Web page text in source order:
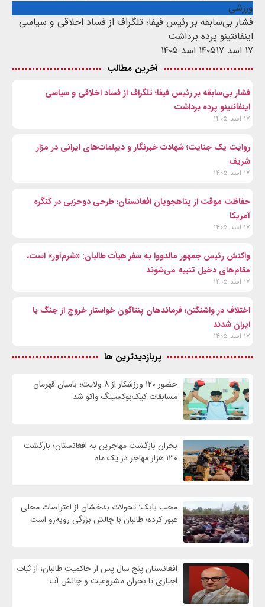
ورزشی
فشار بی‌سابقه بر رئیس فیفا؛ تلگراف از فساد اخلاقی و سیاسی
اینفانتینو پرده برداشت
۱۷ اسد ۱۴۰۵
۱۷ اسد ۱۴۰۵
آخرین مطالب
فشار بی‌سابقه بر رئیس فیفا؛ تلگراف از فساد اخلاقی و سیاسی
اینفانتینو پرده برداشت
۱۷ اسد ۱۴۰۵
روایت یک جنایت؛ شهادت خبرنگار و دیپلمات‌های ایرانی در مزار
شریف
۱۷ اسد ۱۴۰۵
حفاظت موقت از پناهجویان افغانستان؛ طرحی دوحزبی در کنگره
آمریکا
۱۷ اسد ۱۴۰۵
واکنش رئیس جمهور مالدووا به سفر هیأت طالبان: «شرم‌آور» است،
مقام‌های دخیل تنبیه می‌شوند
۱۷ اسد ۱۴۰۵
اختلاف در واشنگتن؛ فرماندهان پنتاگون خواستار خروج از جنگ با
ایران شدند
۱۷ اسد ۱۴۰۵
پربازدیدترین ها
حضور ۱۲۰ ورزشکار از ۸ ولایت؛ بامیان قهرمان
مسابقات کیک‌بوکسینگ واکو شد
بحران بازگشت مهاجرین به افغانستان؛ بازگشت
۱۳۰ هزار مهاجر در یک ماه
محب بابک: تحولات بدخشان از اعتراضات محلی
عبور کرده؛ طالبان با چالش بزرگی روبه‌رو است
افغانستان پنج سال پس از حاکمیت طالبان؛ از ثبات
اجباری تا بحران مشروعیت و چالش آب